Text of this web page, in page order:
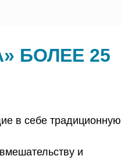
БОЛЕЕ 25
в себе традиционную
и